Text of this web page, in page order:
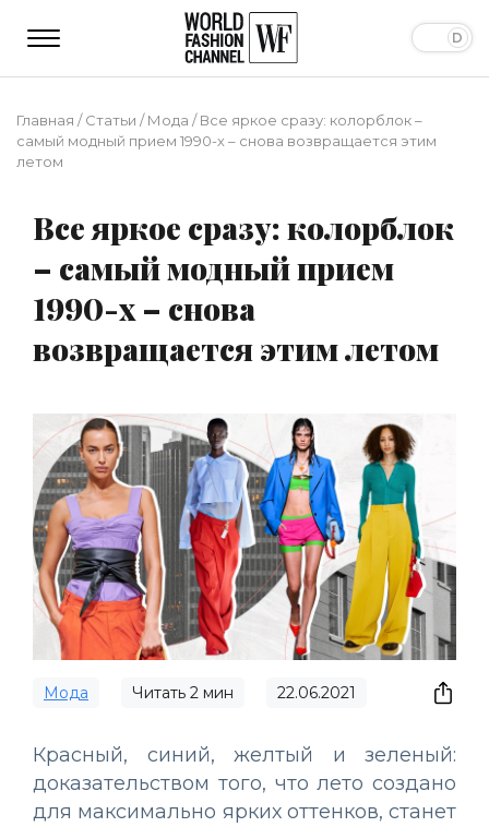
Главная /Статьи /Мода /Все яркое сразу: колорблок –
самый модный прием 1990-х – снова возвращается этим
летом
Все яркое сразу: колорблок
– самый модный прием
1990-х – снова
возвращается этим летом
Мода Читать 2 мин 22.06.2021
Красный, синий, желтый и зеленый:
доказательством того, что лето создано
для максимально ярких оттенков, станет